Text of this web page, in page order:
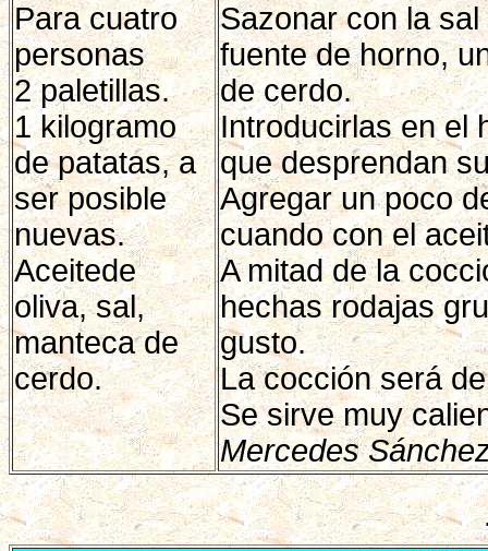
Para cuatro
personas
2 paletillas.
1 kilogramo
de patatas, a
ser posible
nuevas.
Aceitede
oliva, sal,
manteca de
cerdo.
Sazonar con la
fuente de horno,
de cerdo.
Introducirlas en el
que desprendan
Agregar un poco
cuando con el
A mitad de la
hechas rodajas
gusto.
La cocción será
Se sirve muy
Mercedes